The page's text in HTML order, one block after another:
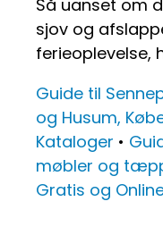
Så uanset om
sjov og
ferieoplevelse,
Guide til
og Husum,
Kataloger •
møbler og
Gratis og